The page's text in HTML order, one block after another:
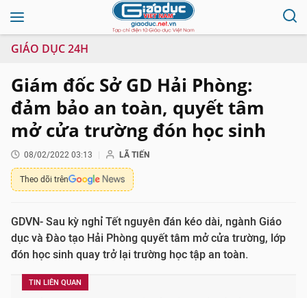
GIÁO DỤC 24H
Giám đốc Sở GD Hải Phòng:
đảm bảo an toàn, quyết tâm
mở cửa trường đón học sinh
08/02/2022 03:13 LÃ TIẾN
Theo dõi trên
GDVN- Sau kỳ nghỉ Tết nguyên đán kéo dài, ngành Giáo
dục và Đào tạo Hải Phòng quyết tâm mở cửa trường, lớp
đón học sinh quay trở lại trường học tập an toàn.
TIN LIÊN QUAN